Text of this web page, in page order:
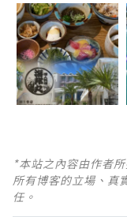
*本站之內容由作者
所有博客的立場、真
任。